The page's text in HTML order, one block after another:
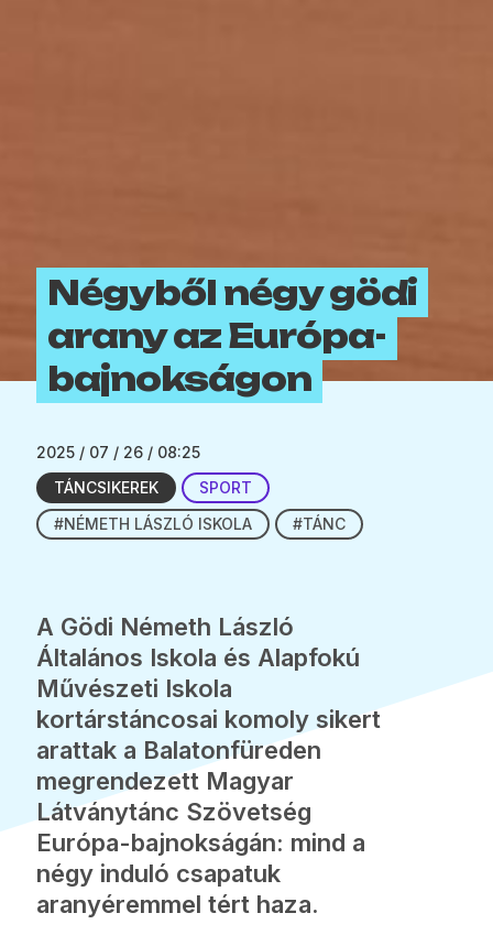
Négyből négy gödi
arany az Európa-
bajnokságon
2025 / 07 / 26 / 08:25
TÁNCSIKEREK
SPORT
#NÉMETH LÁSZLÓ ISKOLA
#TÁNC
A Gödi Németh László
Általános Iskola és Alapfokú
Művészeti Iskola
kortárstáncosai komoly sikert
arattak a Balatonfüreden
megrendezett Magyar
Látványtánc Szövetség
Európa-bajnokságán: mind a
négy induló csapatuk
aranyéremmel tért haza.